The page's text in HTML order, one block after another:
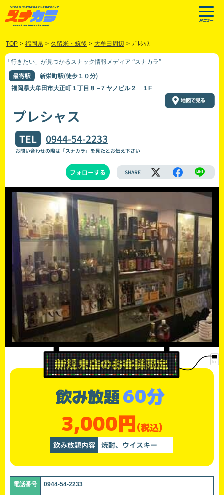
TOP > 福岡県 > 久留米・筑後 > 大牟田周辺 > ﾌﾟﾚｼｬｽ
「行きたい」が見つかるスナック情報メディア “スナカラ”
最寄駅 新栄町駅(徒歩１０分)
福岡県大牟田市大正町１丁目８－7 ヤノビル２ １F
プレシャス
TEL 0944-54-2233
お問い合わせの際は「スナカラ」を見たとお伝え下さい
フォローする SHARE
飲み放題60分
3,000円(税込)
飲み放題内容 焼酎、ウイスキー
電話番号 0944-54-2233